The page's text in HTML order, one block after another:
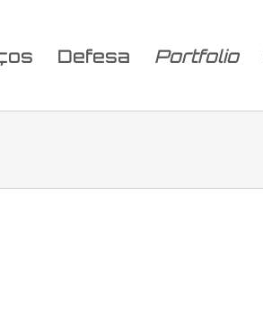
Defesa Portfolio